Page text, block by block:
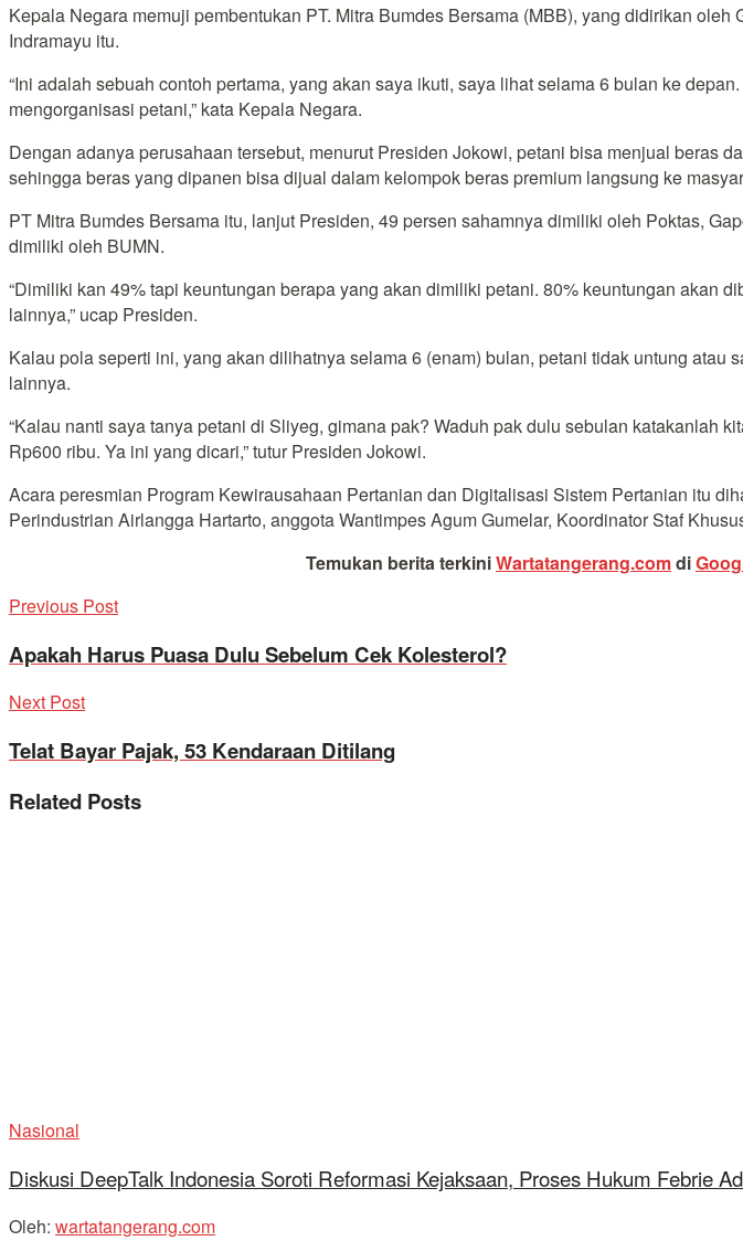
Kepala Negara memuji pembentukan PT. Mitra Bumdes Bersama (MBB), yang didirikan
Indramayu itu.
“Ini adalah sebuah contoh pertama, yang akan saya ikuti, saya lihat selama 6 bulan ke
mengorganisasi petani,” kata Kepala Negara.
Dengan adanya perusahaan tersebut, menurut Presiden Jokowi, petani bisa menjual beras
sehingga beras yang dipanen bisa dijual dalam kelompok beras premium langsung ke
PT Mitra Bumdes Bersama itu, lanjut Presiden, 49 persen sahamnya dimiliki oleh Poktas,
dimiliki oleh BUMN.
“Dimiliki kan 49% tapi keuntungan berapa yang akan dimiliki petani. 80% keuntungan akan
lainnya,” ucap Presiden.
Kalau pola seperti ini, yang akan dilihatnya selama 6 (enam) bulan, petani tidak untung
lainnya.
“Kalau nanti saya tanya petani di Sliyeg, gimana pak? Waduh pak dulu sebulan katakanlah
Rp600 ribu. Ya ini yang dicari,” tutur Presiden Jokowi.
Acara peresmian Program Kewirausahaan Pertanian dan Digitalisasi Sistem Pertanian itu
Perindustrian Airlangga Hartarto, anggota Wantimpes Agum Gumelar, Koordinator Staf
Temukan berita terkiniWartatangerang.comdi
Previous Post
Apakah Harus Puasa Dulu Sebelum Cek Kolesterol?
Next Post
Telat Bayar Pajak, 53 Kendaraan Ditilang
Related Posts
Nasional
Diskusi DeepTalk Indonesia Soroti Reformasi Kejaksaan, Proses Hukum Febrie
Oleh: wartatangerang.com